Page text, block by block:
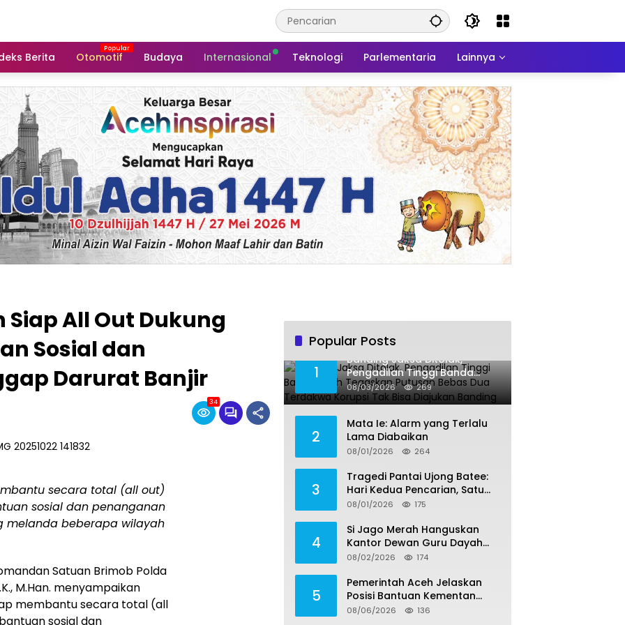
Berita Otomotif Budaya Internasional Teknologi Parlementaria Lainnya
Siap All Out Dukung
Sosial dan
Darurat Banjir
34
secara total (all out)
sosial dan penanganan
beberapa wilayah
Satuan Brimob Polda
M.Han. menyampaikan
membantu secara total (all
sosial dan
Popular Posts
1
Banding Jaksa Ditolak,
Pengadilan Tinggi Banda
Aceh Tegaskan Putusan
Bebas Dua Terdakwa Korupsi
08/03/2026 269
2
Mata Ie: Alarm yang Terlalu
Lama Diabaikan
08/01/2026 264
3
Tragedi Pantai Ujong Batee:
Hari Kedua Pencarian, Satu
Remaja Ditemukan Meninggal,
08/01/2026 175
4
Si Jago Merah Hanguskan
Kantor Dewan Guru Dayah
Darul Halim di Aceh Besar
08/02/2026 174
5
Pemerintah Aceh Jelaskan
Posisi Bantuan Kementan
untuk Pemulihan Sawah dan
08/06/2026 136